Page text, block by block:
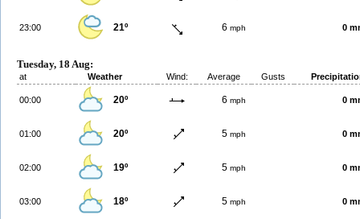
23:00 21º 6 mph 0
Tuesday, 18 Aug:
at Weather Wind: Average Gusts
00:00 20º 6 mph 0
01:00 20º 5 mph 0
02:00 19º 5 mph 0
03:00 18º 5 mph 0